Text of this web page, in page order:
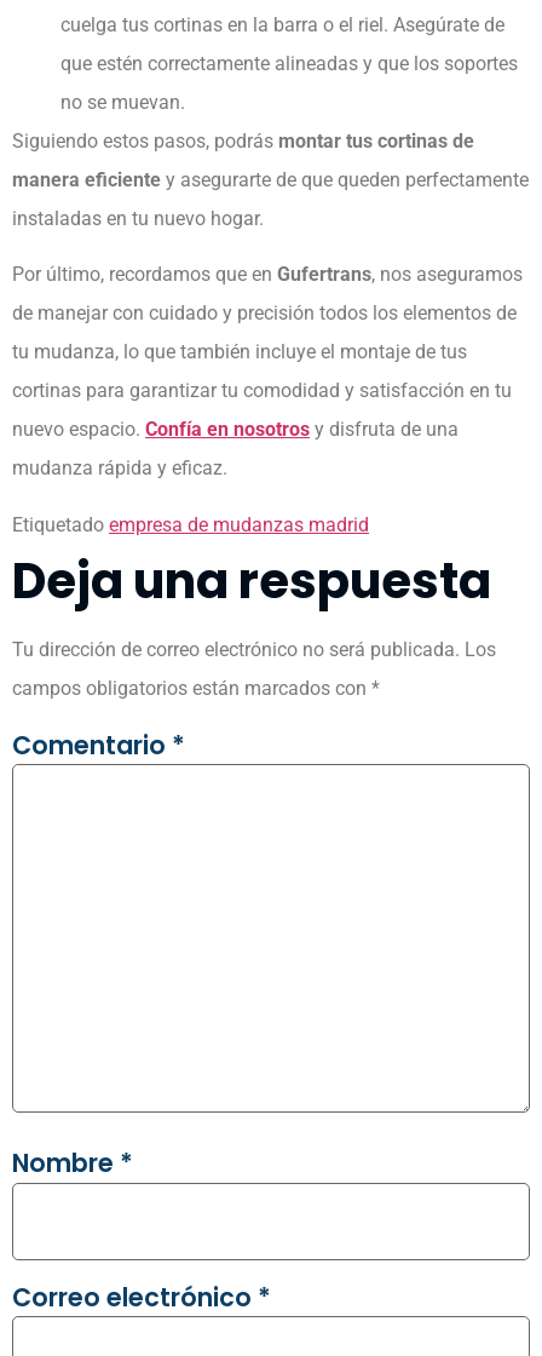
cuelga tus cortinas en la barra o el riel. Asegúrate de
que estén correctamente alineadas y que los soportes
no se muevan.
Siguiendo estos pasos, podrás montar tus cortinas de
manera eficiente y asegurarte de que queden perfectamente
instaladas en tu nuevo hogar.
Por último, recordamos que en Gufertrans, nos aseguramos
de manejar con cuidado y precisión todos los elementos de
tu mudanza, lo que también incluye el montaje de tus
cortinas para garantizar tu comodidad y satisfacción en tu
nuevo espacio. Confía en nosotros y disfruta de una
mudanza rápida y eficaz.
Etiquetado empresa de mudanzas madrid
Deja una respuesta
Tu dirección de correo electrónico no será publicada. Los
campos obligatorios están marcados con *
Comentario *
Nombre *
Correo electrónico *